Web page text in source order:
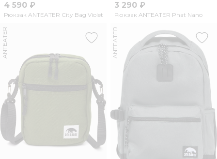
4 590 ₽
Рюкзак ANTEATER City Bag Violet
3 290 ₽
Рюкзак ANTEATER Phat Nano
ANTEATER ANTEATER